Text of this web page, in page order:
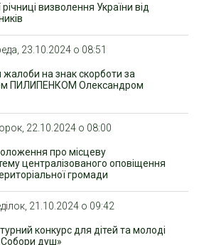
визволення України від
23.10.2024 о 08:51
на знак скорботи за
ПИЛИПЕНКОМ Олександром
22.10.2024 о 08:00
про місцеву
централізованого оповіщення
громади
21.10.2024 о 09:42
конкурс для дітей та молоді
душ»